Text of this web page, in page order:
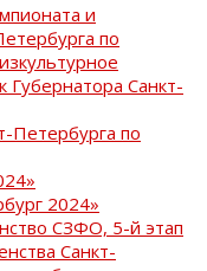
и
по
Губернатора Санкт-
Петербурга по
2024»
СЗФО, 5-й этап
Санкт-